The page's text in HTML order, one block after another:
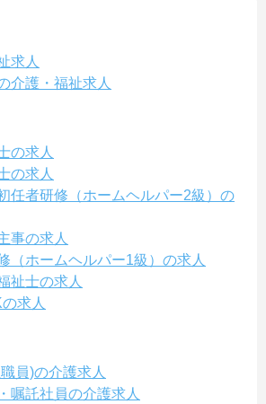
求人
介護・福祉求人
の求人
の求人
任者研修（ホームヘルパー2級）の
事の求人
（ホームヘルパー1級）の求人
祉士の求人
求人
員)の介護求人
嘱託社員の介護求人